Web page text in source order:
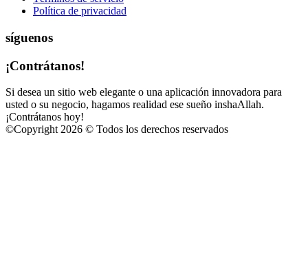
Política de privacidad
síguenos
¡Contrátanos!
Si desea un sitio web elegante o una aplicación innovadora para
usted o su negocio, hagamos realidad ese sueño inshaAllah.
¡Contrátanos hoy!
©Copyright 2026 © Todos los derechos reservados